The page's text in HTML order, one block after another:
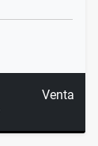
Venta